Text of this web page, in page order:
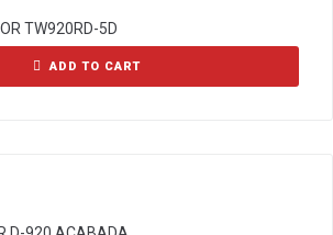
TW920RD-5D
ADD TO CART